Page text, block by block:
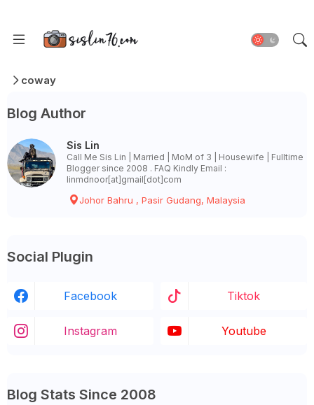
coway
Blog Author
Sis Lin
Call Me Sis Lin | Married | MoM of 3 | Housewife | Fulltime
Blogger since 2008 . FAQ Kindly Email :
linmdnoor[at]gmail[dot]com
Johor Bahru , Pasir Gudang, Malaysia
Social Plugin
Facebook Tiktok
Instagram Youtube
Blog Stats Since 2008